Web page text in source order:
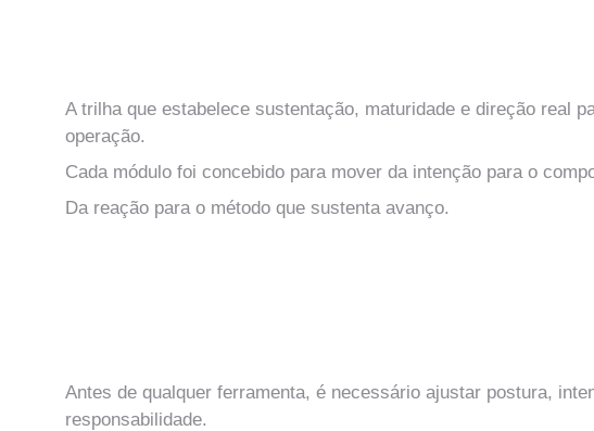
A trilha que estabelece sustentação, maturidade e direção real
operação.
Cada módulo foi concebido para mover da intenção para o
Da reação para o método que sustenta avanço.
Antes de qualquer ferramenta, é necessário ajustar postura,
responsabilidade.